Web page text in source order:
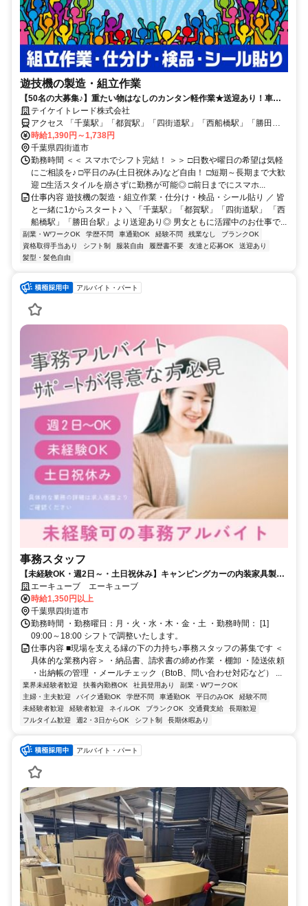
遊技機の製造・組立作業
【50名の大募集♪】重たい物はなしのカンタン軽作業★送迎あり！車通
勤OK！
テイケイトレード株式会社
アクセス 「千葉駅」「都賀駅」「四街道駅」「西船橋駅」「勝田台
駅」より送迎あり＜WEB登録会実施中！＞
時給1,390円～1,738円
千葉県四街道市
勤務時間 ＜＜ スマホでシフト完結！ ＞＞ □日数や曜日の希望は気軽
にご相談を♪ □平日のみ(土日祝休み)など自由！ □短期～長期まで大歓
迎 □生活スタイルを崩さずに勤務が可能◎ □前日までにスマホ...
仕事内容 遊技機の製造・組立作業・仕分け・検品・シール貼り ／ 皆
と一緒に1からスタート♪ ＼ 「千葉駅」「都賀駅」「四街道駅」 「西
船橋駅」「勝田台駅」より送迎あり◎ 男女ともに活躍中のお仕事で...
副業・WワークOK 学歴不問 車通勤OK 経験不問 残業なし
ブランクOK
資格取得手当あり
シフト制 服装自由 履歴書不要 友達と応募OK
送迎あり
髪型・髪色自由
アルバイト・パート
事務スタッフ
【未経験OK・週2日～・土日祝休み】キャンピングカーの内装家具製作
会社で事務のお仕事♪
エーキューブ エーキューブ
時給1,350円以上
千葉県四街道市
勤務時間 ・勤務曜日：月・火・水・木・金・土 ・勤務時間： [1]
09:00～18:00 シフトで調整いたします。
仕事内容 ■現場を支える縁の下の力持ち♪事務スタッフの募集です ＜
具体的な業務内容＞ ・納品書、請求書の締め作業 ・棚卸 ・陸送依頼
・出納帳の管理 ・メールチェック（BtoB、問い合わせ対応など） ...
業界未経験者歓迎 扶養内勤務OK 社員登用あり
副業・WワークOK
主婦・主夫歓迎
バイク通勤OK 学歴不問 車通勤OK 平日のみOK
経験不問
未経験者歓迎
経験者歓迎 ネイルOK ブランクOK 交通費支給
長期歓迎
フルタイム歓迎
週2・3日からOK シフト制 長期休暇あり
アルバイト・パート